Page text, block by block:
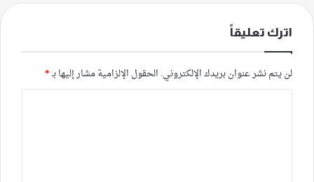
اترك تعليقاً
لن يتم نشر عنوان بريدك الإلكتروني. الحقول الإلزامية مشار إليها بـ*